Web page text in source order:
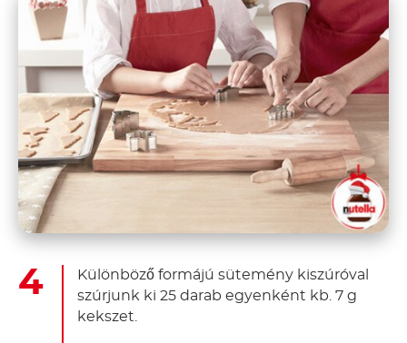
Különböző formájú sütemény kiszúróval
szúrjunk ki 25 darab egyenként kb. 7 g
kekszet.